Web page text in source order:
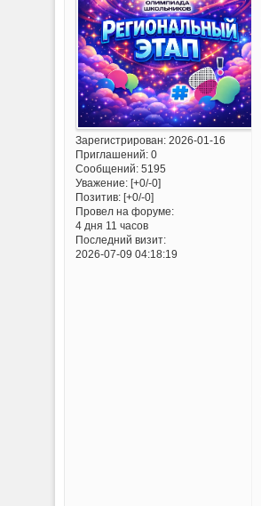
Зарегистрирован: 2026-01-16
Приглашений:0
Сообщений:5195
Уважение: [+0/-0]
Позитив: [+0/-0]
Провел на форуме:
4 дня 11 часов
Последний визит:
2026-07-09 04:18:19